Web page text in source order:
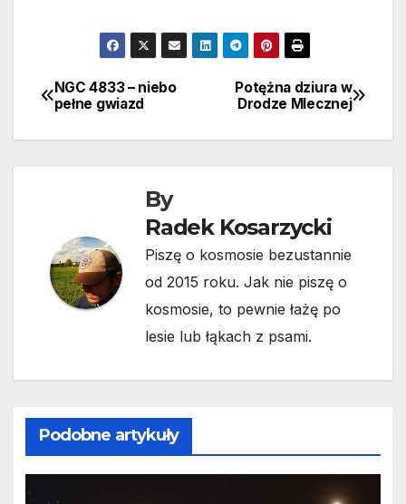
Nawigacja
wpisu
Potężna dziura w
Drodze Mlecznej
NGC 4833 – niebo
pełne gwiazd
By
Radek Kosarzycki
Piszę o kosmosie bezustannie
od 2015 roku. Jak nie piszę o
kosmosie, to pewnie łażę po
lesie lub łąkach z psami.
Podobne artykuły